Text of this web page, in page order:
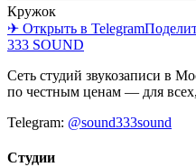
Кружок
✈ Открыть в Telegram
333 SOUND
Сеть студий звукозаписи в
по честным ценам — для всех,
Telegram: @sound333sound
Студии